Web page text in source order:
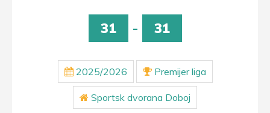
31 - 31
2025/2026 Premijer liga
Sportsk dvorana Doboj